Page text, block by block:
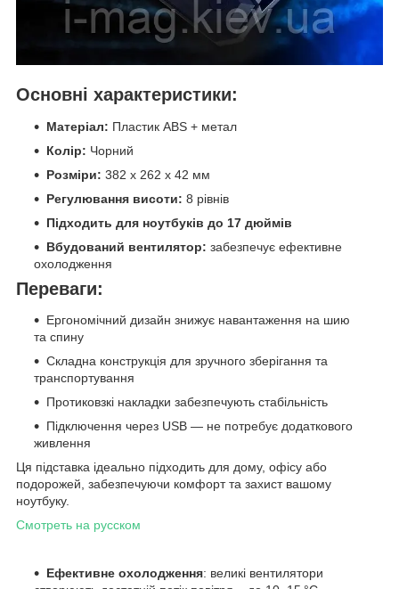
Основні характеристики:
Матеріал: Пластик ABS + метал
Колір: Чорний
Розміри: 382 x 262 x 42 мм
Регулювання висоти: 8 рівнів
Підходить для ноутбуків до 17 дюймів
Вбудований вентилятор: забезпечує ефективне
охолодження
Переваги:
Ергономічний дизайн знижує навантаження на шию
та спину
Складна конструкція для зручного зберігання та
транспортування
Протиковзкі накладки забезпечують стабільність
Підключення через USB — не потребує додаткового
живлення
Ця підставка ідеально підходить для дому, офісу або
подорожей, забезпечуючи комфорт та захист вашому
ноутбуку.
Смотреть на русском
Ефективне охолодження: великі вентилятори